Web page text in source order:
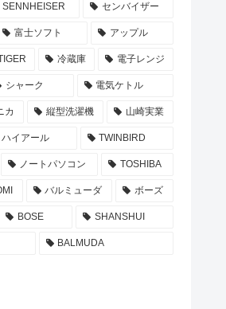
SENNHEISER センバイザー
富士ソフト アップル
冷蔵庫 電子レンジ
シャーク 電気ケトル
カ 縦型洗濯機 山崎実業
ハイアール TWINBIRD
ノートパソコン TOSHIBA
バルミューダ ボーズ
BOSE SHANSHUI
BALMUDA